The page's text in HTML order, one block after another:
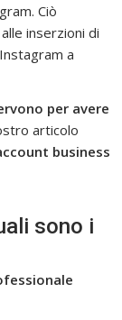
Ciò
inserzioni di
a
per avere
articolo
business
sono i